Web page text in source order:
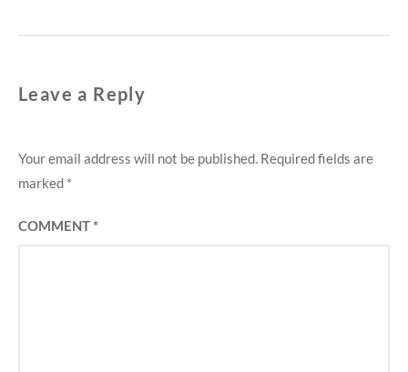
Leave a Reply
Your email address will not be published. Required fields are
marked *
COMMENT*